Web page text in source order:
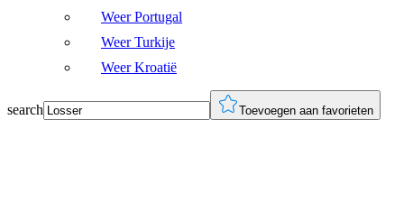
Weer Portugal
Weer Turkije
Weer Kroatië
search Toevoegen aan favorieten